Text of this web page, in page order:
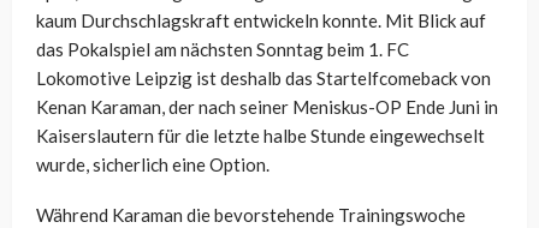
kaum Durchschlagskraft entwickeln konnte. Mit Blick auf
das Pokalspiel am nächsten Sonntag beim 1. FC
Lokomotive Leipzig ist deshalb das Startelfcomeback von
Kenan Karaman, der nach seiner Meniskus-OP Ende Juni in
Kaiserslautern für die letzte halbe Stunde eingewechselt
wurde, sicherlich eine Option.
Während Karaman die bevorstehende Trainingswoche